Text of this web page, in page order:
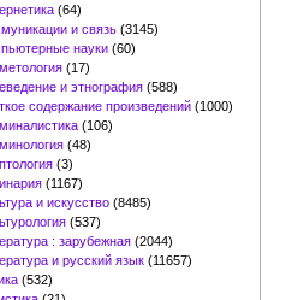
(64)
и связь (3145)
науки (60)
(17)
и этнография (588)
содержание произведений (1000)
(106)
(48)
(3)
(1167)
и искусство (8485)
(537)
: зарубежная (2044)
и русский язык (11657)
(532)